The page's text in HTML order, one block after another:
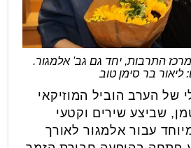
התרבות, יחד גם גב' אלמגור.
ליאור בר סימן טוב
של הערב הוביל המוזיקאי
שביצע שירים וקטעי
עבור אלמגור לאורך